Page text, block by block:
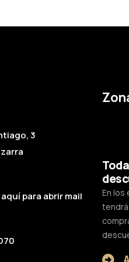
3
para abrir mail
En los